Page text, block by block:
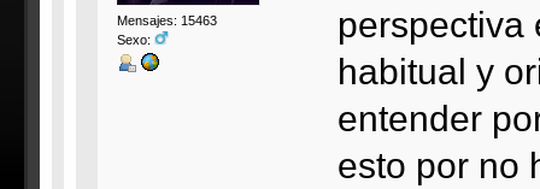
Mensajes: 15463
Sexo:
perspectiva
habitual y
entender
esto por no